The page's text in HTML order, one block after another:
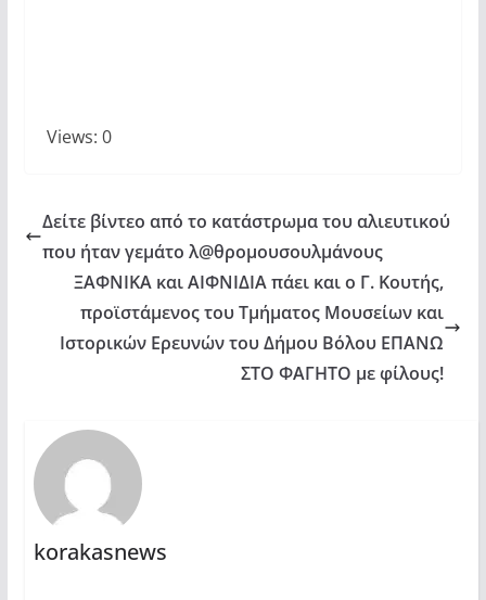
Views: 0
Δείτε βίντεο από το κατάστρωμα του αλιευτικού
που ήταν γεμάτο λ@θρομουσουλμάνους
ΞΑΦΝΙΚΑ και ΑΙΦΝΙΔΙΑ πάει και ο Γ. Κουτής,
προϊστάμενος του Τμήματος Μουσείων και
Ιστορικών Ερευνών του Δήμου Βόλου ΕΠΑΝΩ
ΣΤΟ ΦΑΓΗΤΟ με φίλους!
korakasnews